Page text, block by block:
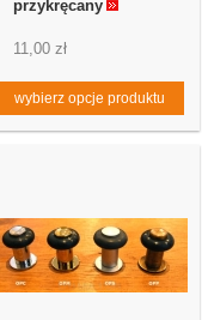
przykręcany
11,00 zł
wybierz opcje produktu